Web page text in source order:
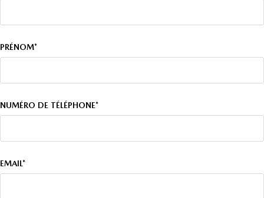
PRÉNOM*
NUMÉRO DE TÉLÉPHONE*
EMAIL*